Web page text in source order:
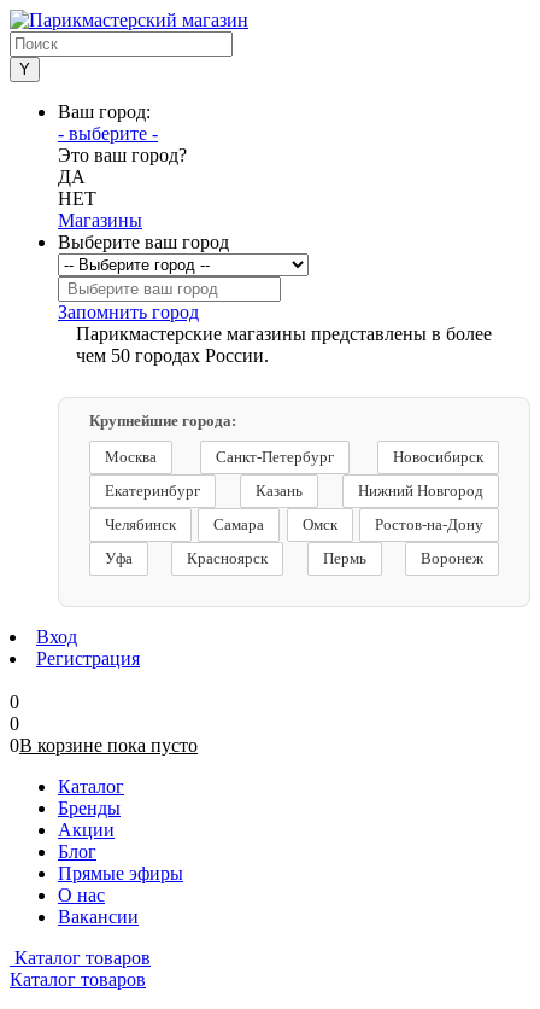
Ваш город:
- выберите -
Это ваш город?
ДА
НЕТ
Магазины
Выберите ваш город
Запомнить город
Парикмастерские магазины представлены в более
чем 50 городах России.
Крупнейшие города:
Москва
Санкт-Петербург
Новосибирск
Екатеринбург
Казань
Нижний Новгород
Челябинск
Самара Омск
Ростов-на-Дону
Уфа
Красноярск Пермь Воронеж
Вход
Регистрация
0
0
0В корзине пока пусто
Каталог
Бренды
Акции
Блог
Прямые эфиры
О нас
Вакансии
Каталог товаров
Каталог товаров